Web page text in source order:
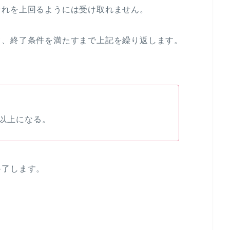
を上回るようには受け取れません。
終了条件を満たすまで上記を繰り返します。
上になる。
します。